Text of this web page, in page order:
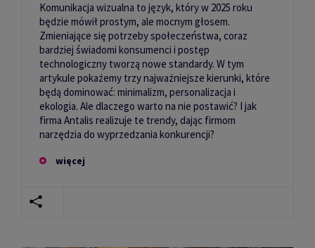
Komunikacja wizualna to język, który w 2025 roku
będzie mówił prostym, ale mocnym głosem.
Zmieniające się potrzeby społeczeństwa, coraz
bardziej świadomi konsumenci i postęp
technologiczny tworzą nowe standardy. W tym
artykule pokażemy trzy najważniejsze kierunki, które
będą dominować: minimalizm, personalizacja i
ekologia. Ale dlaczego warto na nie postawić? I jak
firma Antalis realizuje te trendy, dając firmom
narzędzia do wyprzedzania konkurencji?
więcej